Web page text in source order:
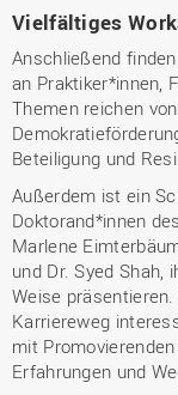
Vielfältiges
Anschließend
an Praktiker*innen,
Themen reichen
Beteiligung und
Außerdem ist ein
Doktorand*innen
Marlene
und Dr. Syed
Weise
Karriereweg
mit
Erfahrungen und